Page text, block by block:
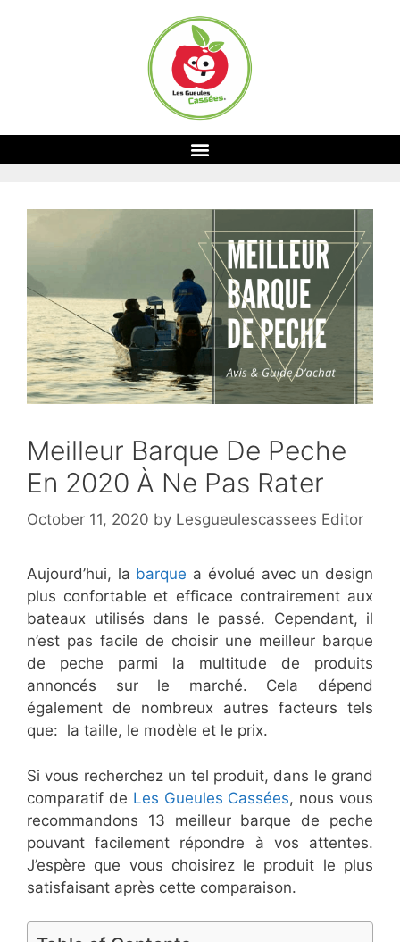
Meilleur Barque De Peche
En 2020 À Ne Pas Rater
October 11, 2020 by Lesgueulescassees Editor
Aujourd’hui, la barque a évolué avec un design
plus confortable et efficace contrairement aux
bateaux utilisés dans le passé. Cependant, il
n’est pas facile de choisir une meilleur barque
de peche parmi la multitude de produits
annoncés sur le marché. Cela dépend
également de nombreux autres facteurs tels
que: la taille, le modèle et le prix.
Si vous recherchez un tel produit, dans le grand
comparatif de Les Gueules Cassées, nous vous
recommandons 13 meilleur barque de peche
pouvant facilement répondre à vos attentes.
J’espère que vous choisirez le produit le plus
satisfaisant après cette comparaison.